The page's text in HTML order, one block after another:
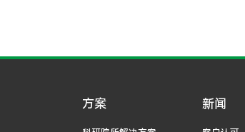
方案 新闻